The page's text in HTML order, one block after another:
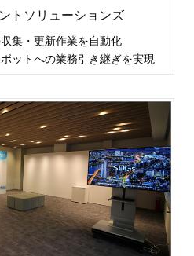
トソリューションズ
集・更新作業を自動化
ットへの業務引き継ぎを実現